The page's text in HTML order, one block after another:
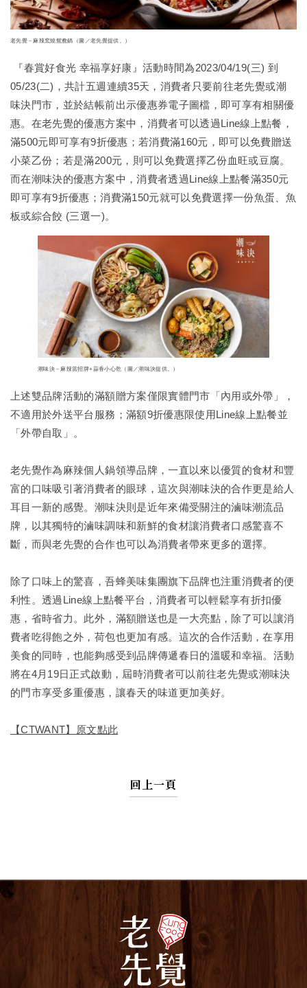
老先覺－麻辣窯燒鴛鴦鍋（圖／老先覺提供。）
『春賞好食光 幸福享好康』活動時間為2023/04/19(三) 到
05/23(二)，共計五週連續35天，消費者只要前往老先覺或潮
味決門市，並於結帳前出示優惠券電子圖檔，即可享有相關優
惠。在老先覺的優惠方案中，消費者可以透過Line線上點餐，
滿500元即可享有9折優惠；若消費滿160元，即可以免費贈送
小菜乙份；若是滿200元，則可以免費選擇乙份血旺或豆腐。
而在潮味決的優惠方案中，消費者透過Line線上點餐滿350元
即可享有9折優惠；消費滿150元就可以免費選擇一份魚蛋、魚
板或綜合餃 (三選一)。
潮味決－麻辣當招牌+蒜香小心乾（圖／潮味決提供。）
上述雙品牌活動的滿額贈方案僅限實體門市「內用或外帶」，
不適用於外送平台服務；滿額9折優惠限使用Line線上點餐並
「外帶自取」。
老先覺作為麻辣個人鍋領導品牌，一直以來以優質的食材和豐
富的口味吸引著消費者的眼球，這次與潮味決的合作更是給人
耳目一新的感覺。潮味決則是近年來備受關注的滷味潮流品
牌，以其獨特的滷味調味和新鮮的食材讓消費者口感驚喜不
斷，而與老先覺的合作也可以為消費者帶來更多的選擇。
除了口味上的驚喜，吾蜂美味集團旗下品牌也注重消費者的便
利性。透過Line線上點餐平台，消費者可以輕鬆享有折扣優
惠，省時省力。此外，滿額贈送也是一大亮點，除了可以讓消
費者吃得飽之外，荷包也更加有感。這次的合作活動，在享用
美食的同時，也能夠感受到品牌傳遞春日的溫暖和幸福。活動
將在4月19日正式啟動，屆時消費者可以前往老先覺或潮味決
的門市享受多重優惠，讓春天的味道更加美好。
【CTWANT】原文點此
回上一頁